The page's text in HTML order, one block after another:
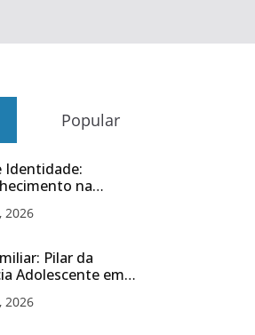
Popular
Identidade:
na
2026
2026
Pilar da
Adolescente em
2026